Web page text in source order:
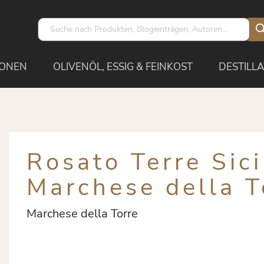
OLIVENÖL, ESSIG & FEINKOST
Rosato Terre
Marchese della
Marchese della Torre